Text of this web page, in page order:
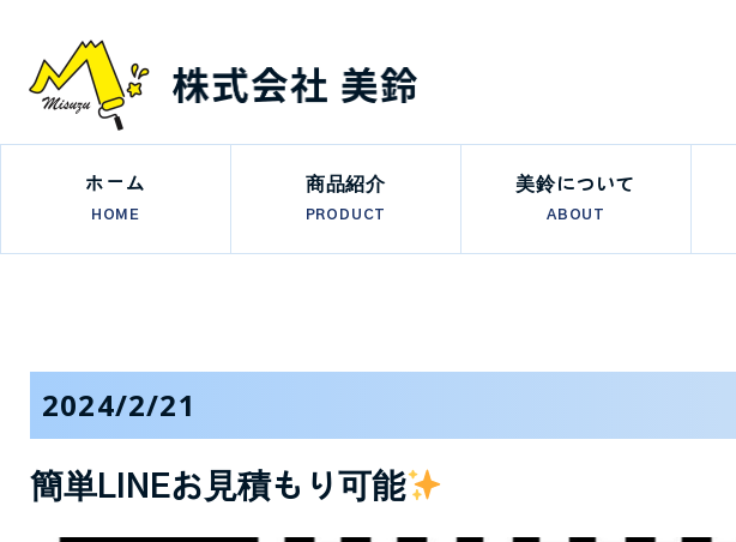
ホーム
HOME
商品紹介
PRODUCT
美鈴について
ABOUT
2024/2/21
簡単LINEお見積もり可能